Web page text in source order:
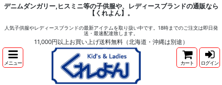
デニムダンガリー,ヒスミニ等の子供服や、レディースブランドの通販なら
【くれよん】。
人気子供服やレディースブランドの最新アイテムを取り扱い中です。18時までのご注文は即日発
送・最速配達致します。
11,000円以上お買い上げ送料無料（北海道・沖縄は別途）
メニュー カート ログイン